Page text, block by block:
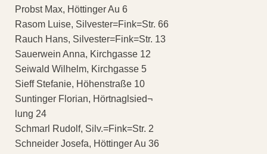
Probst Max, Höttinger Au 6
Rasom Luise, Silvester=Fink=Str. 66
Rauch Hans, Silvester=Fink=Str. 13
Sauerwein Anna, Kirchgasse 12
Seiwald Wilhelm, Kirchgasse 5
Sieff Stefanie, Höhenstraße 10
Suntinger Florian, Hörtnaglsied¬
lung 24
Schmarl Rudolf, Silv.=Fink=Str. 2
Schneider Josefa, Höttinger Au 36